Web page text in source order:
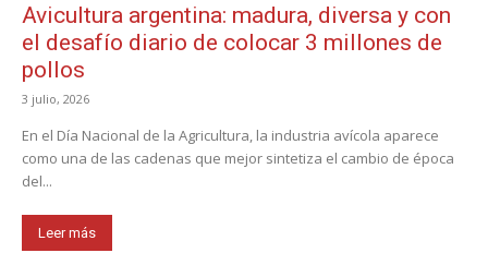
Avicultura argentina: madura, diversa y con
el desafío diario de colocar 3 millones de
pollos
3 julio, 2026
En el Día Nacional de la Agricultura, la industria avícola aparece
como una de las cadenas que mejor sintetiza el cambio de época
del...
Leer más